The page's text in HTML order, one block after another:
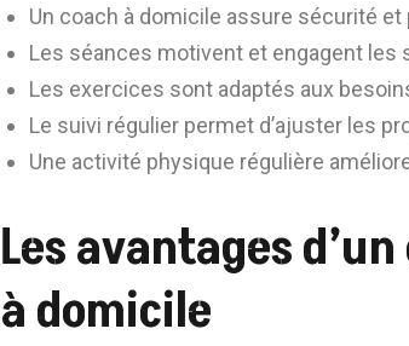
Un coach à domicile assure sécurité
Les séances motivent et engagent les
Les exercices sont adaptés aux
Le suivi régulier permet d’ajuster les
Une activité physique régulière
Les avantages
à domicile